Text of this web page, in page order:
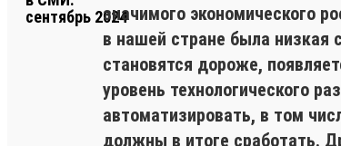
значимого экономического
в нашей стране была низкая
становятся дороже,
уровень технологического
автоматизировать, в том
должны в итоге сработать.